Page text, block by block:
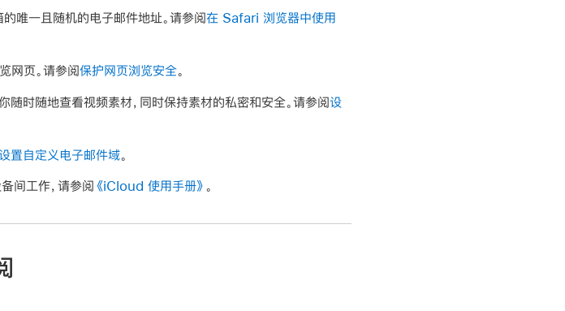
唯一且随机的电子邮件地址。请参阅在 Safari 浏览器中使用
网页。请参阅保护网页浏览安全。
时随地查看视频素材，同时保持素材的私密和安全。请参阅设
置自定义电子邮件域。
间工作，请参阅 《iCloud 使用手册》 。